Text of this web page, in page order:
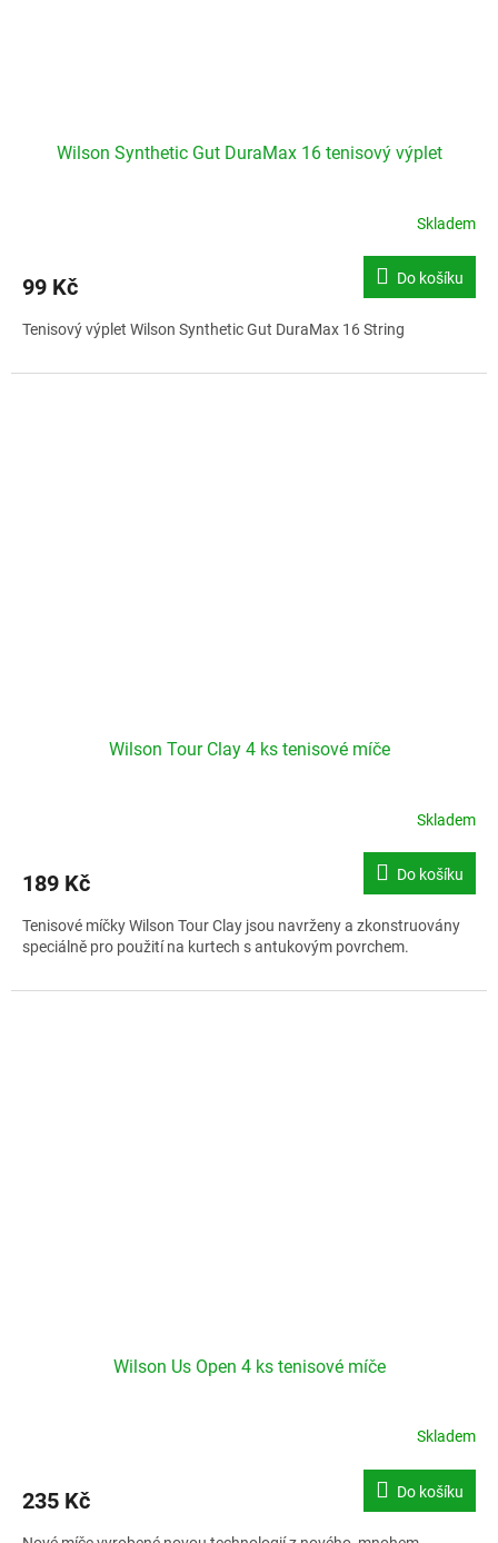
Wilson Synthetic Gut DuraMax 16 tenisový výplet
Skladem
99 Kč Do košíku
Tenisový výplet Wilson Synthetic Gut DuraMax 16 String
Wilson Tour Clay 4 ks tenisové míče
Skladem
189 Kč Do košíku
Tenisové míčky Wilson Tour Clay jsou navrženy a zkonstruovány
speciálně pro použití na kurtech s antukovým povrchem.
Wilson Us Open 4 ks tenisové míče
Skladem
235 Kč Do košíku